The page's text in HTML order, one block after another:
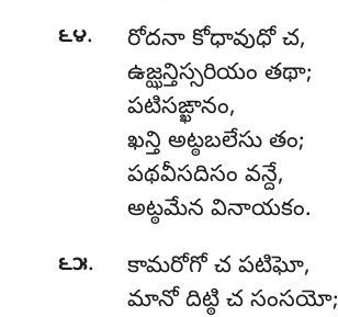
౬౪. రోదనా కోధావుధో చ,
ఉజ్ఝన్తిస్సరియం తథా;
పటిసఙ్ఖానం,
ఖన్తి అట్ఠబలేసు తం;
పథవీసదిసం వన్దే,
అట్ఠమేన వినాయకం.
౬౫. కామరోగో చ పటిఘో,
మానో దిట్ఠి చ సంసయో;